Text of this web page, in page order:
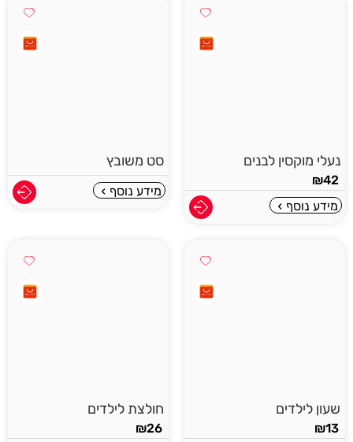
נעלי מוקסין לבנים
₪42
מידע נוסף
סט משובץ
מידע נוסף
שעון לילדים
₪13
חולצת לילדים
₪26